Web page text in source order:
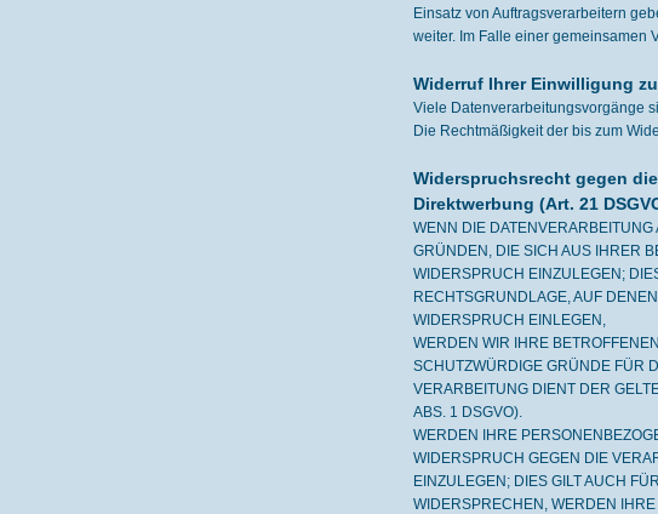
Einsatz von Auftragsverarbeitern
weiter. Im Falle einer gemeinsamen
Widerruf Ihrer Einwilligung
Viele Datenverarbeitungsvorgänge
Die Rechtmäßigkeit der bis zum
Widerspruchsrecht gegen
Direktwerbung (Art. 21
WENN DIE DATENVERARBEITUNG
GRÜNDEN, DIE SICH AUS IHRER
WIDERSPRUCH EINZULEGEN;
RECHTSGRUNDLAGE, AUF
WIDERSPRUCH EINLEGEN,
WERDEN WIR IHRE
SCHUTZWÜRDIGE GRÜNDE FÜR
VERARBEITUNG DIENT DER
ABS. 1 DSGVO).
WERDEN IHRE
WIDERSPRUCH GEGEN DIE
EINZULEGEN; DIES GILT AUCH
WIDERSPRECHEN, WERDEN